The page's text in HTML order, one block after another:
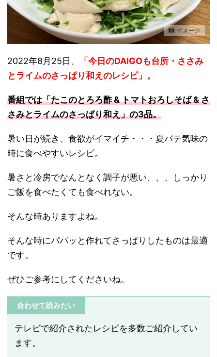
イメージ
2022年8月25日、
「今日のDAIGOも台所・ささみ
とライムのさっぱり和えのレシピ」 。
番組では「たこのとろろ酢 & トマトおろしそば & さ
さみとライムのさっぱり和え」の3品。
暑い日が続き、食欲がイマイチ・・・夏バテ気味の
時に食べやすいレシピ。
暑さと冷房でなんとなく調子が悪い、、、しっかり
ご飯を食べたくても食べれない。
そんな時ありますよね。
そんな時にパパッと作れてさっぱりしたものは最適
です。
ぜひご参考にしてくださいね。
合わせて読みたい
テレビで紹介されたレシピを多数ご紹介してい
ます。